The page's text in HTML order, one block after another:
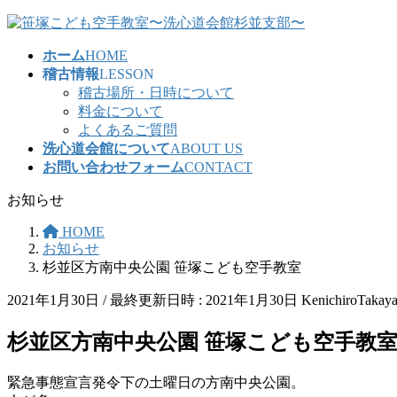
コ
ナ
ホームHOME
稽古情報LESSON
稽古場所・日時について
料金について
よくあるご質問
洗心道会館についてABOUT US
お問い合わせフォームCONTACT
お知らせ
HOME
お知らせ
杉並区方南中央公園 笹塚こども空手教室
2021年1月30日 / 最終更新日時 : 2021年1月30日
杉並区方南中央公園 笹塚こども空手教室
緊急事態宣言発令下の土曜日の方南中央公園。